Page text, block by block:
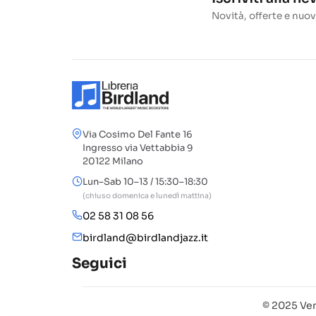
Novità, offerte e
Via Cosimo Del Fante 16
Ingresso via Vettabbia 9
20122 Milano
Lun–Sab 10–13 / 15:30–18:30
(chiuso domenica e lunedì mattina)
02 58 31 08 56
birdland@birdlandjazz.it
Seguici
© 2025